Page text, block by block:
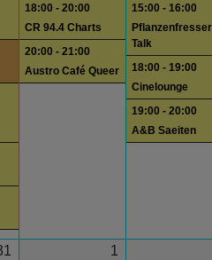
18:00 - 20:00
CR 94.4 Charts
20:00 - 21:00
Austro Café Queer
15:00 - 16:00
Pflanzenfresser
Talk
18:00 - 19:00
Cinelounge
19:00 - 20:00
A&B Saeiten
1